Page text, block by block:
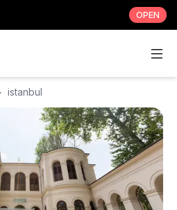
OPEN
istanbul